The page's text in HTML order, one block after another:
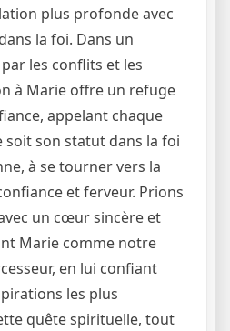
plus profonde avec
la foi. Dans un
les conflits et les
à Marie offre un refuge
appelant chaque
soit son statut dans la foi
à se tourner vers la
et ferveur. Prions
un cœur sincère et
Marie comme notre
en lui confiant
les plus
quête spirituelle, tout